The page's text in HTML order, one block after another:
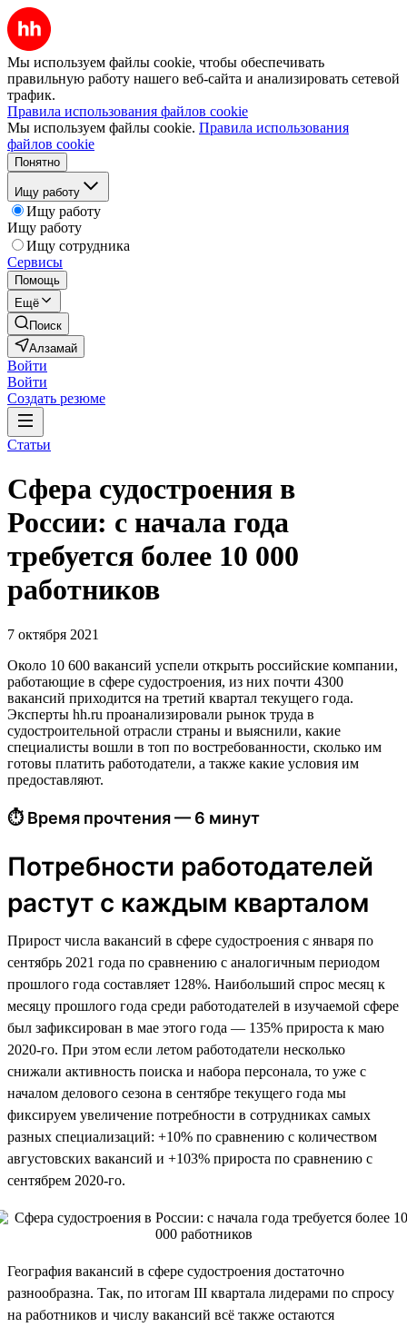
Мы используем файлы cookie, чтобы обеспечивать
правильную работу нашего веб-сайта и анализировать сетевой
трафик.
Правила использования файлов cookie
Мы используем файлы cookie. Правила использования
файлов cookie
Понятно
Ищу работу
Ищу работу
Ищу работу
Ищу сотрудника
Сервисы
Помощь
Ещё
Поиск
Алзамай
Войти
Войти
Создать резюме
Статьи
Сфера судостроения в
России: с начала года
требуется более 10 000
работников
7 октября 2021
Около 10 600 вакансий успели открыть российские компании,
работающие в сфере судостроения, из них почти 4300
вакансий приходится на третий квартал текущего года.
Эксперты hh.ru проанализировали рынок труда в
судостроительной отрасли страны и выяснили, какие
специалисты вошли в топ по востребованности, сколько им
готовы платить работодатели, а также какие условия им
предоставляют.
⏱ Время прочтения — 6 минут
Потребности работодателей
растут с каждым кварталом
Прирост числа вакансий в сфере судостроения с января по
сентябрь 2021 года по сравнению с аналогичным периодом
прошлого года составляет 128%. Наибольший спрос месяц к
месяцу прошлого года среди работодателей в изучаемой сфере
был зафиксирован в мае этого года — 135% прироста к маю
2020-го. При этом если летом работодатели несколько
снижали активность поиска и набора персонала, то уже с
началом делового сезона в сентябре текущего года мы
фиксируем увеличение потребности в сотрудниках самых
разных специализаций: +10% по сравнению с количеством
августовских вакансий и +103% прироста по сравнению с
сентябрем 2020-го.
География вакансий в сфере судостроения достаточно
разнообразна. Так, по итогам III квартала лидерами по спросу
на работников и числу вакансий всё также остаются